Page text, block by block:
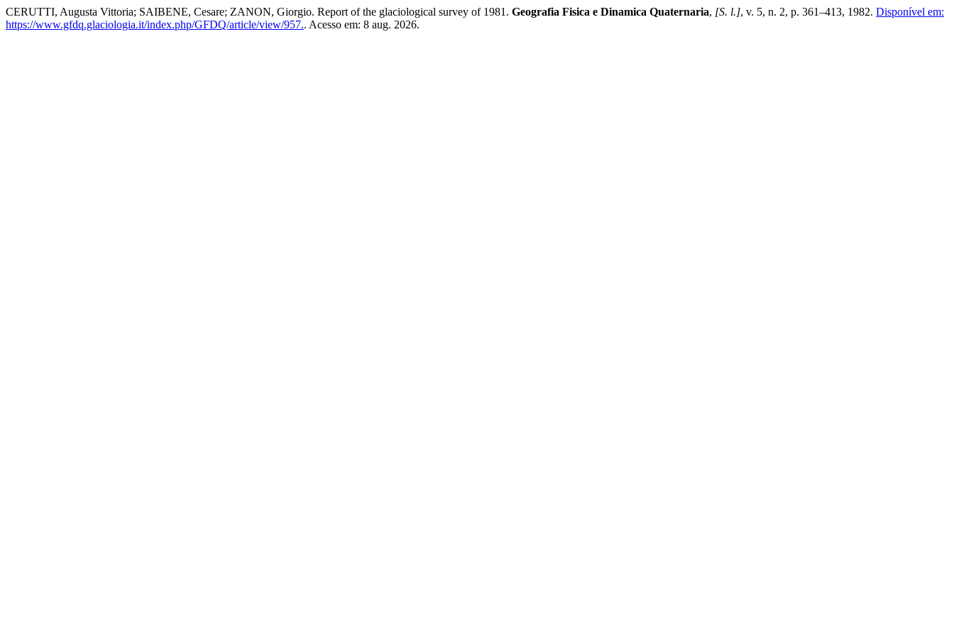
CERUTTI, Augusta Vittoria; SAIBENE, Cesare; ZANON, Giorgio. Report of the glaciological survey of 1981. Geografia Fisica e Dinamica Quaternaria, [S. l.], v. 5, n. 2, p. 361–413, 1982. Disponível em:
https://www.gfdq.glaciologia.it/index.php/GFDQ/article/view/957.. Acesso em: 8 aug. 2026.